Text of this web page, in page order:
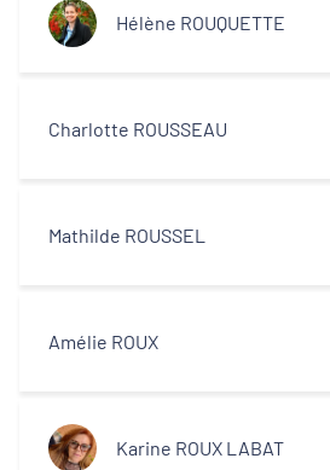
Hélène ROUQUETTE
Charlotte ROUSSEAU
Mathilde ROUSSEL
Amélie ROUX
Karine ROUX LABAT